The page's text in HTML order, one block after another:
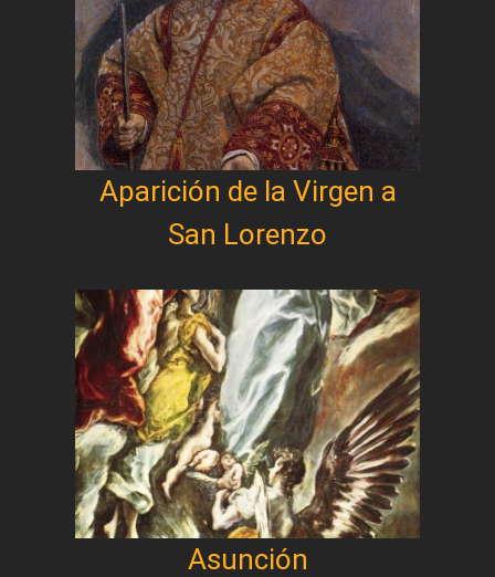
Aparición de la Virgen a
San Lorenzo
Asunción